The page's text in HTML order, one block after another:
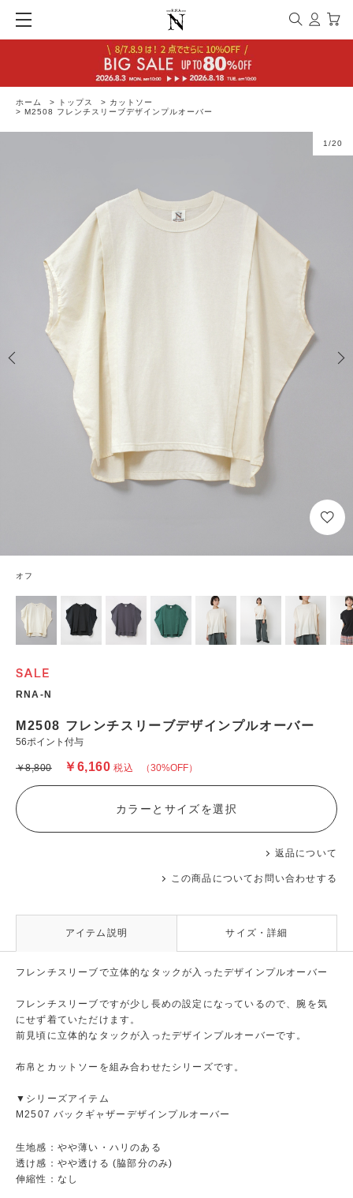
ホーム > トップス > カットソー
> M2508 フレンチスリーブデザインプルオーバー
1 /20
オフ
RNA-N
M2508 フレンチスリーブデザインプルオーバー
56ポイント付与
（30%OFF）
￥6,160 税込
￥8,800
返品について
この商品についてお問い合わせする
カラーとサイズを選択
アイテム説明 サイズ・詳細
フレンチスリーブで立体的なタックが入ったデザインプルオーバー
フレンチスリーブですが少し長めの設定になっているので、腕を気
にせず着ていただけます。
前見頃に立体的なタックが入ったデザインプルオーバーです。
布帛とカットソーを組み合わせたシリーズです。
▼シリーズアイテム
M2507 バックギャザーデザインプルオーバー
生地感：やや薄い・ハリのある
透け感：やや透ける (脇部分のみ)
伸縮性：なし